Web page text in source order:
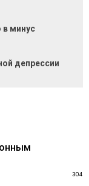
в минус
депрессии
304